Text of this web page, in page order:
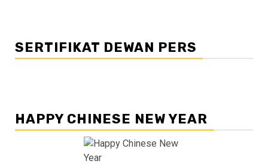
SERTIFIKAT DEWAN PERS
HAPPY CHINESE NEW YEAR